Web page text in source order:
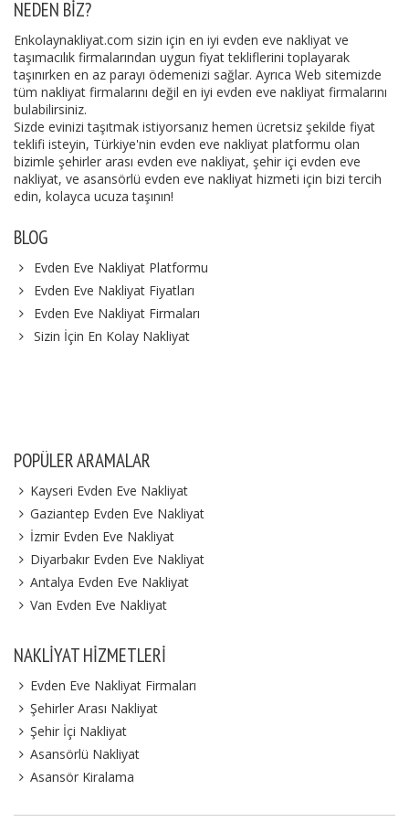
NEDEN BIZ?
Enkolaynakliyat.com sizin için en iyi evden eve nakliyat ve
taşımacılık firmalarından uygun fiyat tekliflerini toplayarak
taşınırken en az parayı ödemenizi sağlar. Ayrıca Web sitemizde
tüm nakliyat firmalarını değil en iyi evden eve nakliyat firmalarını
bulabilirsiniz.
Sizde evinizi taşıtmak istiyorsanız hemen ücretsiz şekilde fiyat
teklifi isteyin, Türkiye'nin evden eve nakliyat platformu olan
bizimle şehirler arası evden eve nakliyat, şehir içi evden eve
nakliyat, ve asansörlü evden eve nakliyat hizmeti için bizi tercih
edin, kolayca ucuza taşının!
BLOG
Evden Eve Nakliyat Platformu
Evden Eve Nakliyat Fiyatları
Evden Eve Nakliyat Firmaları
Sizin İçin En Kolay Nakliyat
POPÜLER ARAMALAR
Kayseri Evden Eve Nakliyat
Gaziantep Evden Eve Nakliyat
İzmir Evden Eve Nakliyat
Diyarbakır Evden Eve Nakliyat
Antalya Evden Eve Nakliyat
Van Evden Eve Nakliyat
NAKLIYAT HIZMETLERI
Evden Eve Nakliyat Firmaları
Şehirler Arası Nakliyat
Şehir İçi Nakliyat
Asansörlü Nakliyat
Asansör Kiralama